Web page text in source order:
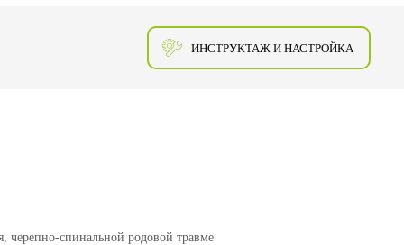
ИНСТРУКТАЖ И НАСТРОЙКА
черепно-спинальной родовой травме